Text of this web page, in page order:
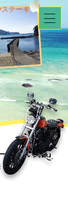
テーキ
グの熱い関係』
！